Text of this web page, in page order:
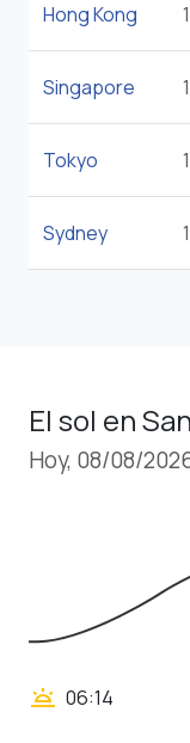
Hong Kong
Singapore
Tokyo
Sydney
El sol en
Hoy, 08/08/
wb_twilight 06:14